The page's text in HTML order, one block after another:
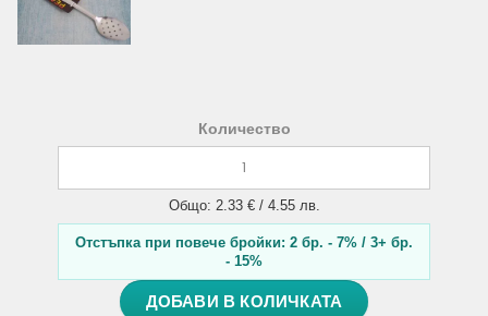
Количество
Общо: 2.33 € / 4.55 лв.
Отстъпка при повече бройки: 2 бр. - 7% / 3+ бр.
- 15%
ДОБАВИ В КОЛИЧКАТА